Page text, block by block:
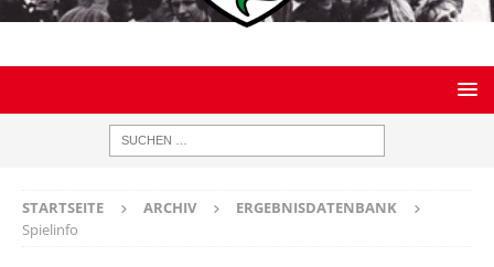
STARTSEITE ARCHIV
ERGEBNISDATENBANK
Spielinfo